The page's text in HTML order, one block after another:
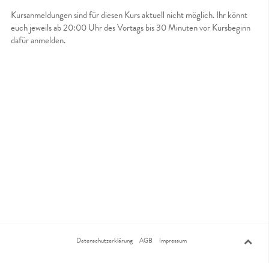
Kursanmeldungen sind für diesen Kurs aktuell nicht möglich. Ihr könnt
euch jeweils ab 20:00 Uhr des Vortags bis 30 Minuten vor Kursbeginn
dafür anmelden.
Datenschutzerklärung AGB Impressum